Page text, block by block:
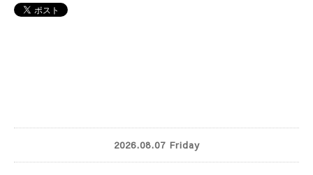
2026.08.07 Friday